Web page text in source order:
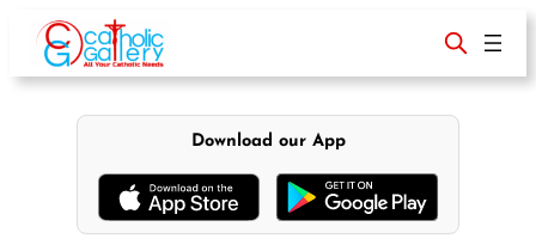
content
Download our App